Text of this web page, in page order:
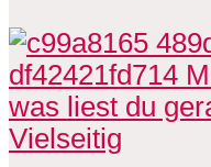
Vielseitig